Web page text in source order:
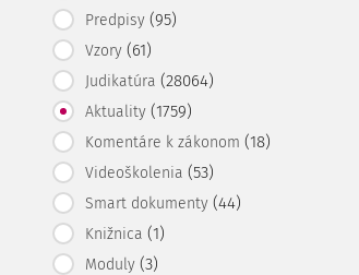
Predpisy (95)
Vzory (61)
Judikatúra (28064)
Aktuality (1759)
Komentáre k zákonom (18)
Videoškolenia (53)
Smart dokumenty (44)
Knižnica (1)
Moduly (3)